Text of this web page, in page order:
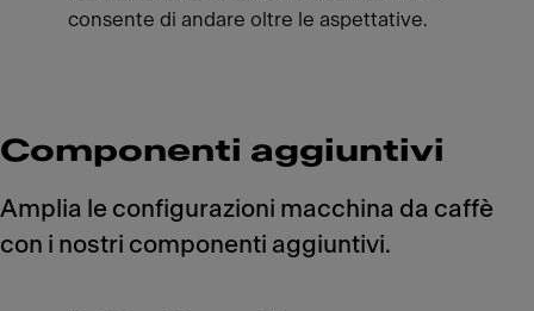
consente di andare oltre le aspettative.
Componenti aggiuntivi
Amplia le configurazioni macchina da caffè
con i nostri componenti aggiuntivi.